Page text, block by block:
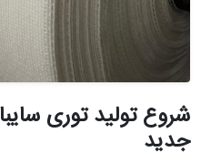
شروع تولید توری
جدید